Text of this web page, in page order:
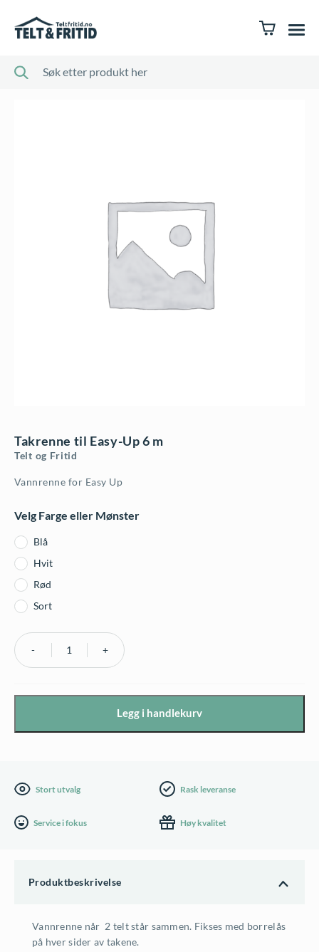
Takrenne til Easy-Up 6 m
Telt og Fritid
Vannrenne for Easy Up
Velg Farge eller Mønster
Blå
Hvit
Rød
Sort
Takrenne
antall
Legg i handlekurv
Stort utvalg Rask leveranse
Service i fokus Høy kvalitet
Produktbeskrivelse
Vannrenne når 2 telt står sammen. Fikses med borrelås
på hver sider av takene.